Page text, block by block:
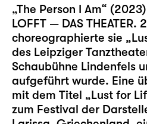
„The Person I Am“
LOFFT — DAS THEATER.
choreographierte sie
des Leipziger
Schaubühne Lindenfels
aufgeführt wurde. Eine
mit dem Titel „Lust for
zum Festival der